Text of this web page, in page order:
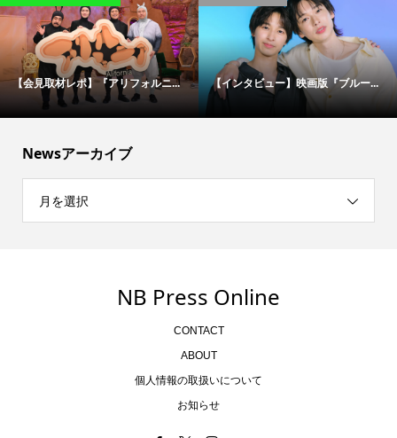
【会見取材レポ】『アリフォルニ... 【インタビュー】映画版『ブルー...
Newsアーカイブ
月を選択
NB Press Online
CONTACT
ABOUT
個人情報の取扱いについて
お知らせ